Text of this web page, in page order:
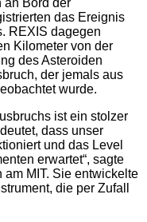
an Bord der
das Ereignis
REXIS dagegen
Kilometer von der
des Asteroiden
der jemals aus
wurde.
ist ein stolzer
dass unser
und das Level
erwartet“, sagte
MIT. Sie entwickelte
die per Zufall